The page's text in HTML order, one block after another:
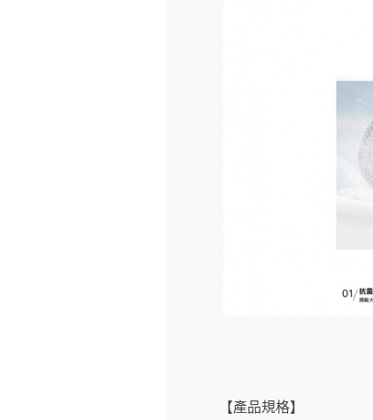
【產品規格】